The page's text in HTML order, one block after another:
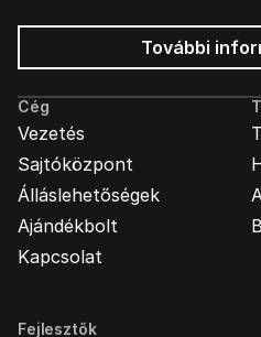
További
Cég
Vezetés
Sajtóközpont
Álláslehetőségek
Ajándékbolt
Kapcsolat
Fejlesztők